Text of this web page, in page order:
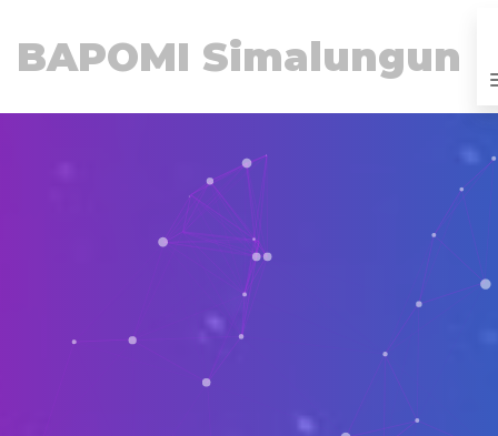
BAPOMI Simalungun